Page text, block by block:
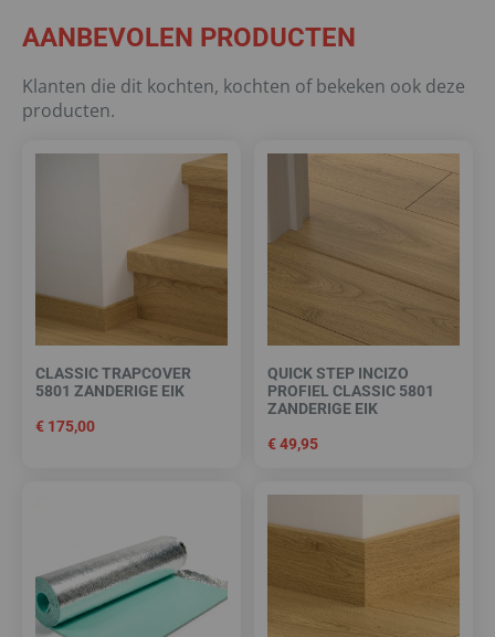
AANBEVOLEN PRODUCTEN
Klanten die dit kochten, kochten of bekeken ook deze
producten.
CLASSIC TRAPCOVER
5801 ZANDERIGE EIK
€ 175,00
QUICK STEP INCIZO
PROFIEL CLASSIC 5801
ZANDERIGE EIK
€49,95